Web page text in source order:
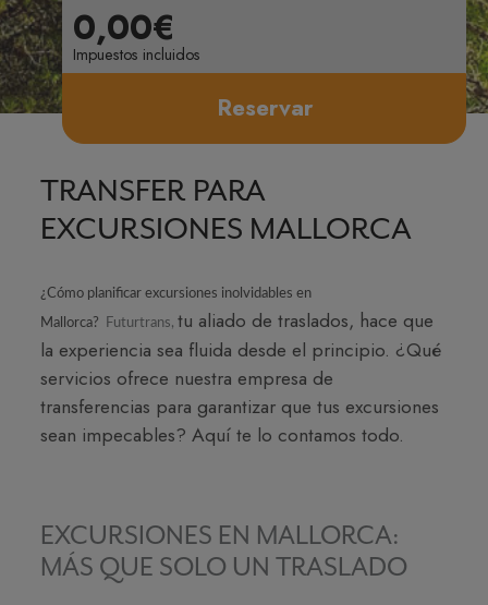
0,00€
Impuestos incluidos
Reservar
TRANSFER PARA
EXCURSIONES MALLORCA
¿Cómo planificar excursiones inolvidables en
Mallorca? Futurtrans,tu aliado de traslados, hace que
la experiencia sea fluida desde el principio. ¿Qué
servicios ofrece nuestra empresa de
transferencias para garantizar que tus excursiones
sean impecables? Aquí te lo contamos todo.
EXCURSIONES EN MALLORCA:
MÁS QUE SOLO UN TRASLADO